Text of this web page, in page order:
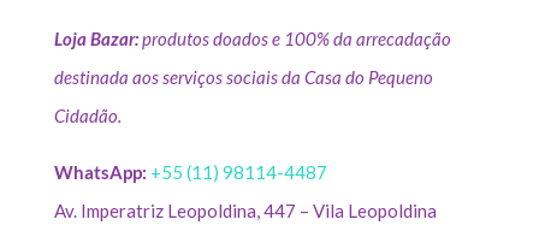
Loja Bazar:produtos doados e 100% da arrecadação
destinada aos serviços sociais da Casa do Pequeno
Cidadão.
WhatsApp: +55 (11) 98114-4487
Av. Imperatriz Leopoldina, 447 – Vila Leopoldina